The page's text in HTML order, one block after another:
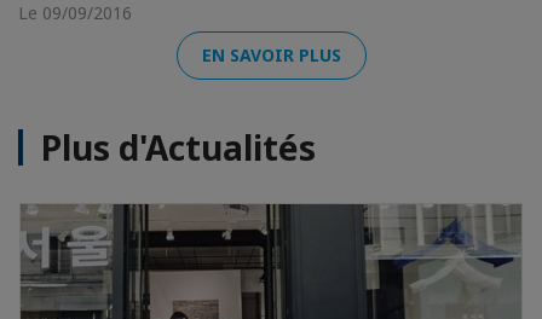
Le 09/09/2016
EN SAVOIR PLUS
Plus d'Actualités